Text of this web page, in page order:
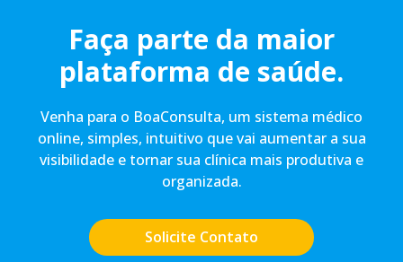
Faça parte da maior
plataforma de saúde.
Venha para o BoaConsulta, um sistema médico
online, simples, intuitivo que vai aumentar a sua
visibilidade e tornar sua clínica mais produtiva e
organizada.
Solicite Contato